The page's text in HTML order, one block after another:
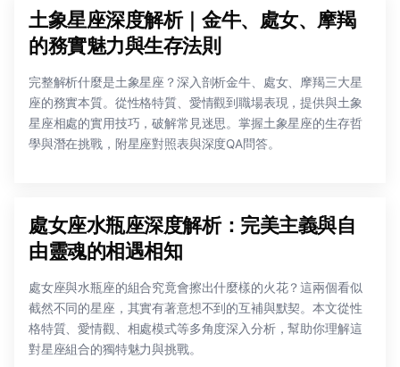
土象星座深度解析｜金牛、處女、摩羯
的務實魅力與生存法則
完整解析什麼是土象星座？深入剖析金牛、處女、摩羯三大星
座的務實本質。從性格特質、愛情觀到職場表現，提供與土象
星座相處的實用技巧，破解常見迷思。掌握土象星座的生存哲
學與潛在挑戰，附星座對照表與深度QA問答。
處女座水瓶座深度解析：完美主義與自
由靈魂的相遇相知
處女座與水瓶座的組合究竟會擦出什麼樣的火花？這兩個看似
截然不同的星座，其實有著意想不到的互補與默契。本文從性
格特質、愛情觀、相處模式等多角度深入分析，幫助你理解這
對星座組合的獨特魅力與挑戰。